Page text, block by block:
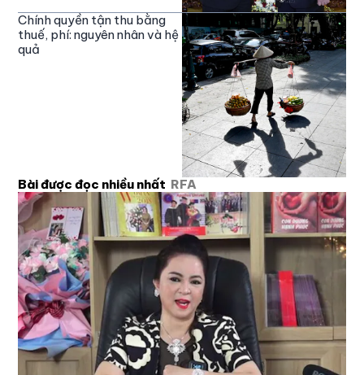
Chính quyền tận thu bằng
thuế, phí: nguyên nhân và hệ
quả
Bài được đọc nhiều nhất RFA